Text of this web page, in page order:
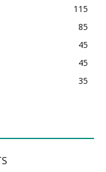
115
85
45
45
35